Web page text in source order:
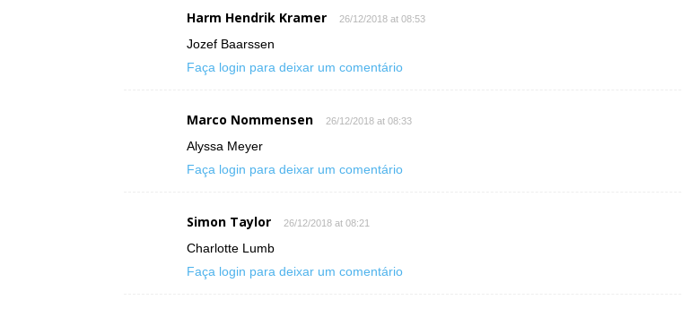
Harm Hendrik Kramer 26/12/2018 at 08:53
Jozef Baarssen
Faça login para deixar um comentário
Marco Nommensen 26/12/2018 at 08:33
Alyssa Meyer
Faça login para deixar um comentário
Simon Taylor 26/12/2018 at 08:21
Charlotte Lumb
Faça login para deixar um comentário